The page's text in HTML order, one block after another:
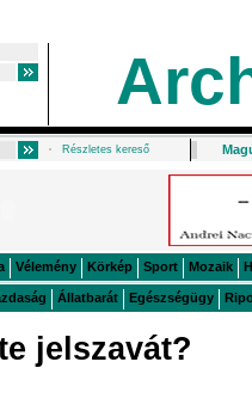
Részletes kereső
Vélemény Körkép Sport Mozaik
Állatbarát Egészségügy
jelszavát?